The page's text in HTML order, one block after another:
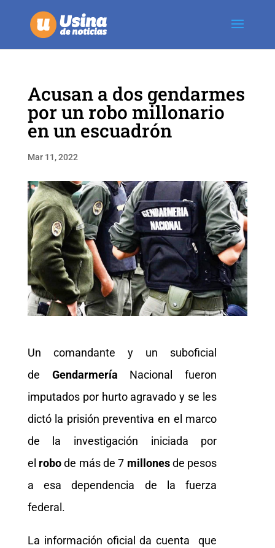
Acusan a dos gendarmes
por un robo millonario
en un escuadrón
Mar 11, 2022
Un comandante y un suboficial
de Gendarmería Nacional fueron
imputados por hurto agravado y se les
dictó la prisión preventiva en el marco
de la investigación iniciada por
el robode más de 7 millonesde pesos
a esa dependencia de la fuerza
federal.
La información oficial da cuenta que